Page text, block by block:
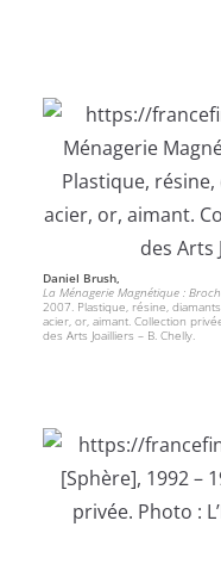
Daniel Brush,
La Ménagerie Magnétique :
2007. Plastique, résine,
acier, or, aimant. Collection
des Arts Joailliers – B. Chelly.